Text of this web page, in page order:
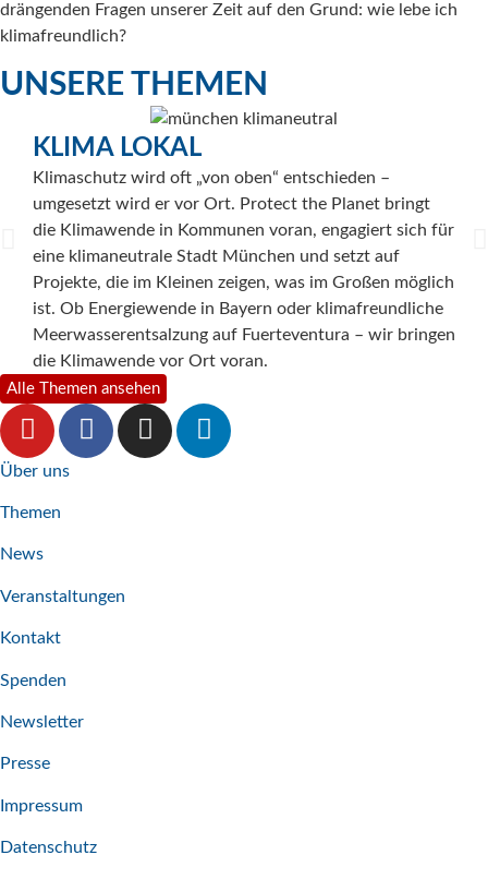
drängenden Fragen unserer Zeit auf den Grund: wie lebe ich
klimafreundlich?
UNSERE THEMEN
KLIMA LOKAL
Klimaschutz wird oft „von oben“ entschieden –
umgesetzt wird er vor Ort. Protect the Planet bringt
die Klimawende in Kommunen voran, engagiert sich für
eine klimaneutrale Stadt München und setzt auf
Projekte, die im Kleinen zeigen, was im Großen möglich
ist. Ob Energiewende in Bayern oder klimafreundliche
Meerwasserentsalzung auf Fuerteventura – wir bringen
die Klimawende vor Ort voran.
Alle Themen ansehen
Über uns
Themen
News
Veranstaltungen
Kontakt
Spenden
Newsletter
Presse
Impressum
Datenschutz